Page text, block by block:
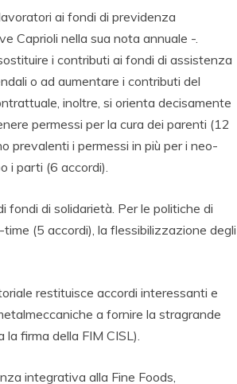
ai fondi di previdenza
Caprioli nella sua nota annuale -.
i contributi ai fondi di assistenza
o ad aumentare i contributi del
inoltre, si orienta decisamente
permessi per la cura dei parenti (12
prevalenti i permessi in più per i neo-
i parti (6 accordi).
fondi di solidarietà. Per le politiche di
(5 accordi), la flessibilizzazione degli
restituisce accordi interessanti e
a fornire la stragrande
firma della FIM CISL).
integrativa alla Fine Foods,